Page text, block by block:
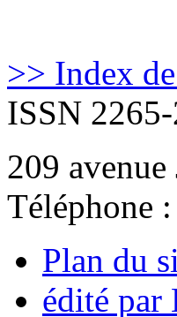
>> Index
ISSN
209 avenue
Téléphone
Plan du
édité par